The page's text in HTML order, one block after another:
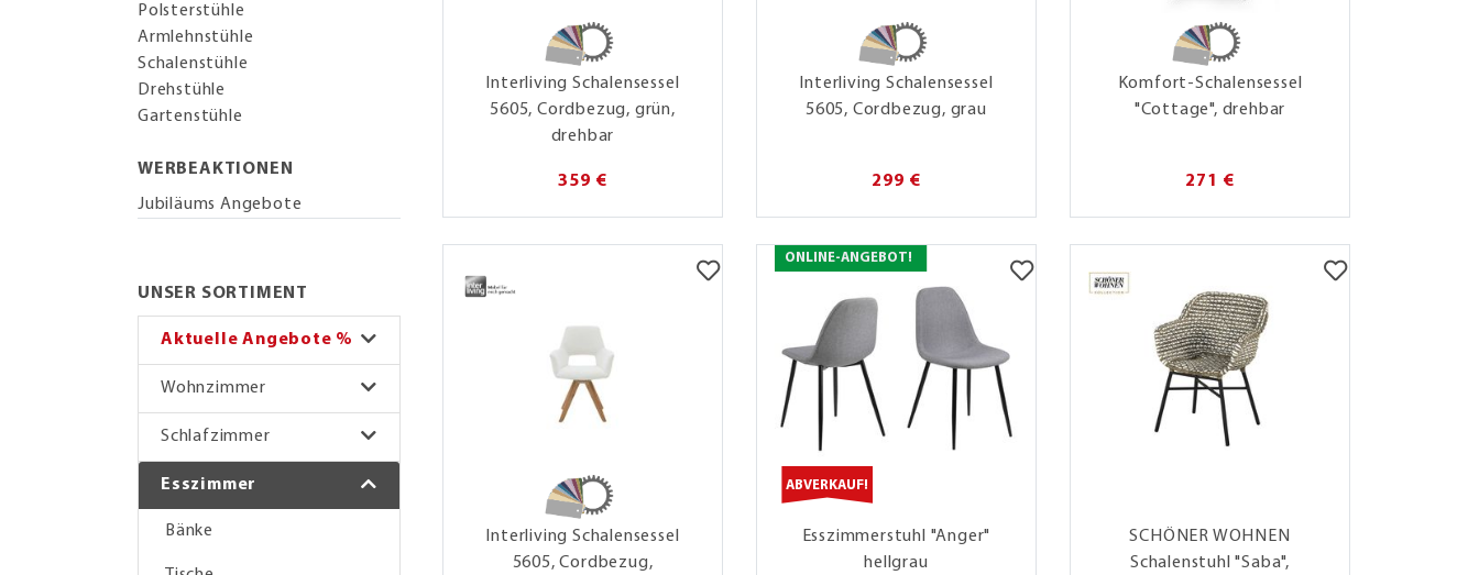
Polsterstühle
Armlehnstühle
Schalenstühle
Drehstühle
Gartenstühle
WERBEAKTIONEN
Jubiläums Angebote
UNSER SORTIMENT
Aktuelle Angebote %
Wohnzimmer
Schlafzimmer
Esszimmer
Bänke
Interliving Schalensessel
5605, Cordbezug, grün,
drehbar
359 €
Interliving Schalensessel
5605, Cordbezug, grau
299 €
Komfort-Schalensessel
"Cottage", drehbar
271 €
Interliving Schalensessel
5605, Cordbezug,
ONLINE-ANGEBOT!
ABVERKAUF!
Esszimmerstuhl "Anger"
hellgrau
SCHÖNER WOHNEN
Schalenstuhl "Saba",